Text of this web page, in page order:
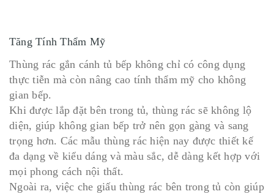
Tăng Tính Thẩm Mỹ
Thùng rác gắn cánh tủ bếp không chỉ có công dụng
thực tiễn mà còn nâng cao tính thẩm mỹ cho không
gian bếp.
Khi được lắp đặt bên trong tủ, thùng rác sẽ không lộ
diện, giúp không gian bếp trở nên gọn gàng và sang
trọng hơn. Các mẫu thùng rác hiện nay được thiết kế
đa dạng về kiểu dáng và màu sắc, dễ dàng kết hợp với
mọi phong cách nội thất.
Ngoài ra, việc che giấu thùng rác bên trong tủ còn giúp